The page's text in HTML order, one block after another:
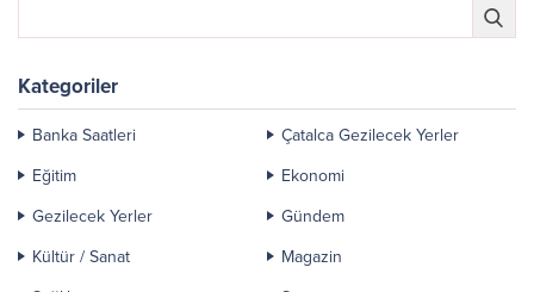
Kategoriler
Banka Saatleri
Çatalca Gezilecek Yerler
Eğitim
Ekonomi
Gezilecek Yerler
Gündem
Kültür / Sanat
Magazin